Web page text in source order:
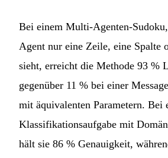
Bei einem Multi-Agenten-
Agent nur eine Zeile, eine Spalte
sieht, erreicht die Methode 93 %
gegenüber 11 % bei einer
mit äquivalenten Parametern. Bei
Klassifikationsaufgabe mit
hält sie 86 % Genauigkeit,